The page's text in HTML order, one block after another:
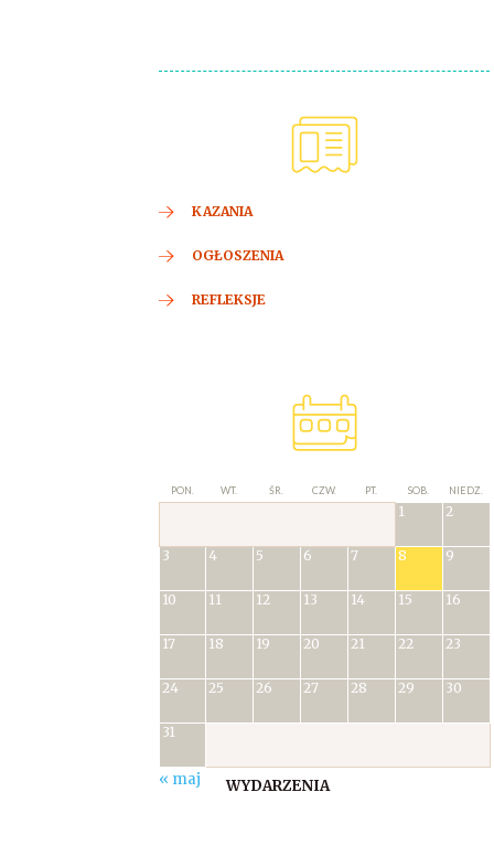
KAZANIA
OGŁOSZENIA
REFLEKSJE
PON. WT. ŚR. CZW. PT. SOB. NIEDZ.
1 2
3 4 5 6 7 8 9
10 11 12 13 14 15 16
17 18 19 20 21 22 23
24 25 26 27 28 29 30
31
« maj WYDARZENIA